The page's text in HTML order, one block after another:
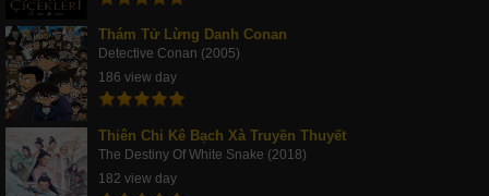
Thám Tử Lừng Danh Conan
Detective Conan (2005)
186 view day
Thiên Chi Kê Bạch Xà Truyền Thuyết
The Destiny Of White Snake (2018)
182 view day